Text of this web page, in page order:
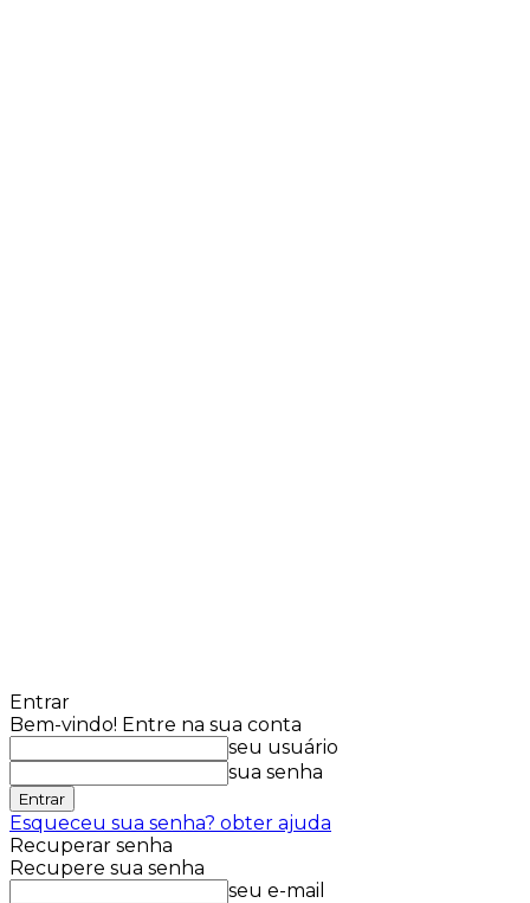
Entrar
Bem-vindo! Entre na sua conta
seu usuário
sua senha
Esqueceu sua senha? obter ajuda
Recuperar senha
Recupere sua senha
seu e-mail